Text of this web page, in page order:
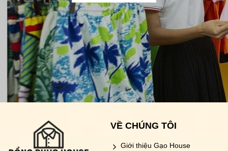
VỀ CHÚNG TÔI
Giới thiệu Gạo House